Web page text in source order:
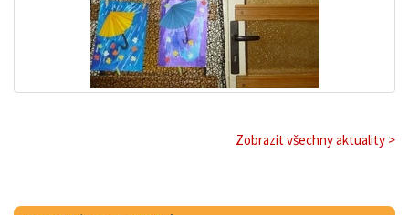
Zobrazit všechny aktuality >